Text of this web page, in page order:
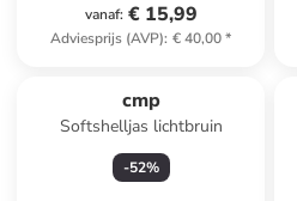
vanaf: € 15,99
Adviesprijs (AVP): € 40,00*
cmp
Softshelljas lichtbruin
-52%